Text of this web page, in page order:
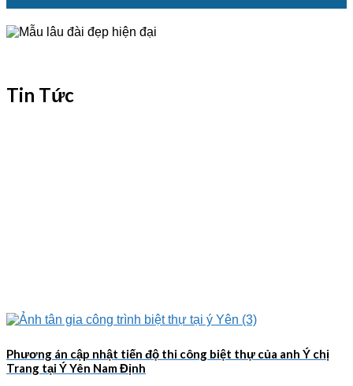
Tin Tức
Phương án cập nhật tiến độ thi công biệt thự của anh Ý chị
Trang tại Ý Yên Nam Định